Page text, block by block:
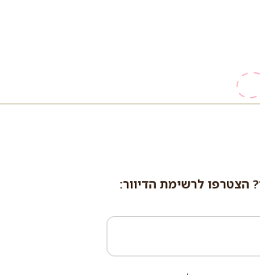
הצטרפו לרשימת הדיוור: